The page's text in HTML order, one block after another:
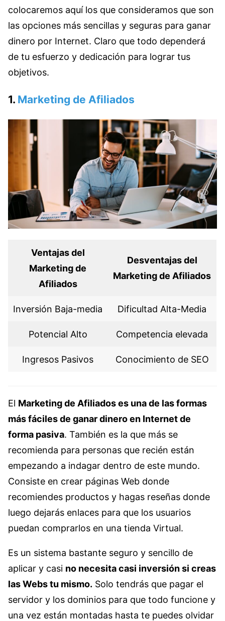
colocaremos aquí los que consideramos que son
las opciones más sencillas y seguras para ganar
dinero por Internet. Claro que todo dependerá
de tu esfuerzo y dedicación para lograr tus
objetivos.
1. Marketing de Afiliados
Ventajas del
Marketing de
Afiliados
Desventajas del
Marketing de Afiliados
Inversión Baja-media Dificultad Alta-Media
Potencial Alto Competencia elevada
Ingresos Pasivos Conocimiento de SEO
El Marketing de Afiliados es una de las formas
más fáciles de ganar dinero en Internet de
forma pasiva. También es la que más se
recomienda para personas que recién están
empezando a indagar dentro de este mundo.
Consiste en crear páginas Web donde
recomiendes productos y hagas reseñas donde
luego dejarás enlaces para que los usuarios
puedan comprarlos en una tienda Virtual.
Es un sistema bastante seguro y sencillo de
aplicar y casi no necesita casi inversión si creas
las Webs tu mismo. Solo tendrás que pagar el
servidor y los dominios para que todo funcione y
una vez están montadas hasta te puedes olvidar